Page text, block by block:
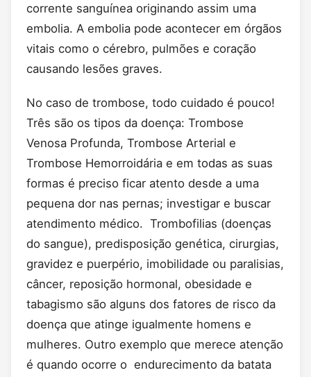
corrente sanguínea originando assim uma
embolia. A embolia pode acontecer em órgãos
vitais como o cérebro, pulmões e coração
causando lesões graves.
No caso de trombose, todo cuidado é pouco!
Três são os tipos da doença: Trombose
Venosa Profunda, Trombose Arterial e
Trombose Hemorroidária e em todas as suas
formas é preciso ficar atento desde a uma
pequena dor nas pernas; investigar e buscar
atendimento médico. Trombofilias (doenças
do sangue), predisposição genética, cirurgias,
gravidez e puerpério, imobilidade ou paralisias,
câncer, reposição hormonal, obesidade e
tabagismo são alguns dos fatores de risco da
doença que atinge igualmente homens e
mulheres. Outro exemplo que merece atenção
é quando ocorre o endurecimento da batata